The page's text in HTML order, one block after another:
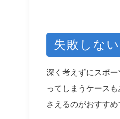
失敗しな
深く考えずにスポ
ってしまうケース
さえるのがおすすめ